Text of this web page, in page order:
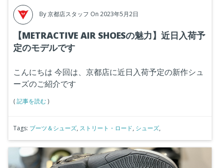
By京都店スタッフ On 2023年5月2日
【METRACTIVE AIR SHOESの魅力】近日入荷予
定のモデルです
こんにちは 今回は、京都店に近日入荷予定の新作シュ
ーズのご紹介です
(記事を読む)
Tags: ブーツ＆シューズ, ストリート・ロード, シューズ,